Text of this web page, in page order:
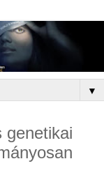
▼
genetikai